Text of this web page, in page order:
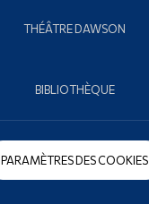
THÉÂTRE DAWSON
BIBLIOTHÈQUE
PARAMÈTRES DES COOKIES